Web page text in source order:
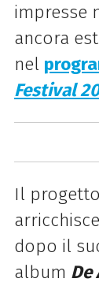
impresse
ancora
nel
Festival
Il progetto
dopo il
album De